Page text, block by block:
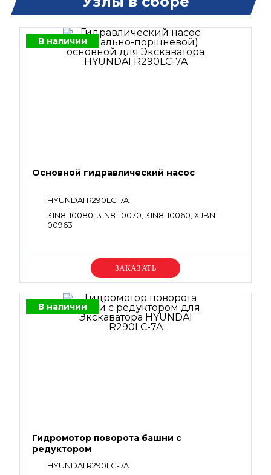
В наличии
Основной гидравлический насос
HYUNDAI R290LC-7A
31N8-10080, 31N8-10070, 31N8-10060, XJBN-
00963
Уточняйте цену
В наличии
Гидромотор поворота башни с
редуктором
HYUNDAI R290LC-7A